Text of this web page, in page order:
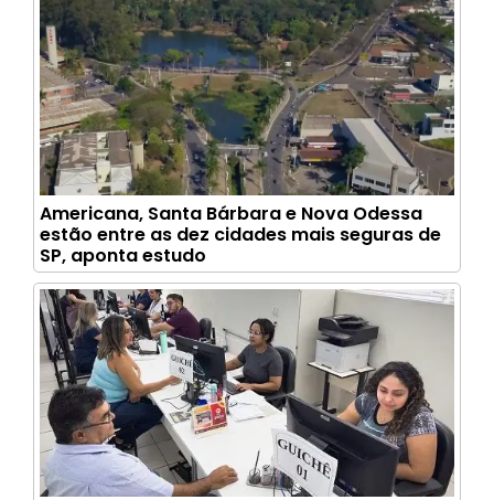
Americana, Santa Bárbara e Nova Odessa
estão entre as dez cidades mais seguras de
SP, aponta estudo